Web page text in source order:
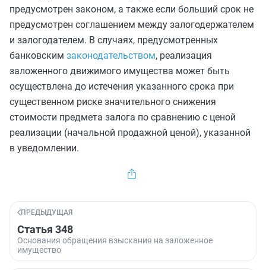
предусмотрен законом, а также если больший срок не
предусмотрен соглашением между залогодержателем
и залогодателем. В случаях, предусмотренных
банковским законодательством, реализация
заложенного движимого имущества может быть
осуществлена до истечения указанного срока при
существенном риске значительного снижения
стоимости предмета залога по сравнению с ценой
реализации (начальной продажной ценой), указанной
в уведомлении.
ПРЕДЫДУЩАЯ
Статья 348
Основания обращения взыскания на заложенное
имущество